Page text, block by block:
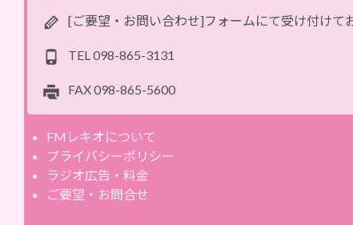
[ご要望・お問い合わせ]フォームにて受け付けて
TEL 098-865-3131
FAX098-865-5600
FMレキオについて
プライバシーポリシー
ラジオ広告・料金
ご要望・お問合せ